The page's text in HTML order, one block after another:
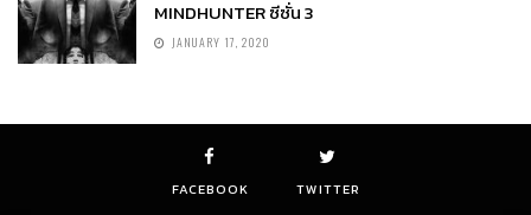
MINDHUNTER ซีซั่น 3
JANUARY 17, 2020
FACEBOOK TWITTER